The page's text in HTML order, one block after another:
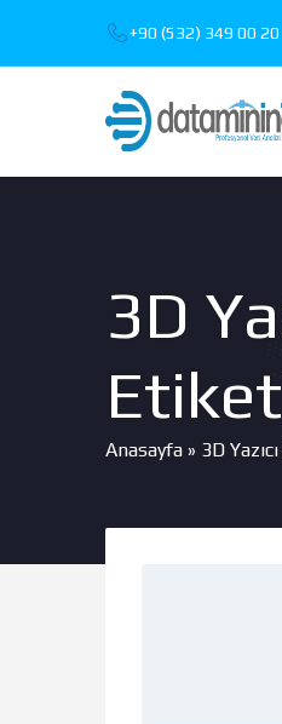
+90 (532) 349 00 20
3D
Anasayfa » 3D